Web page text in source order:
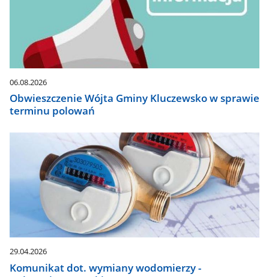
06.08.2026
Obwieszczenie Wójta Gminy Kluczewsko w sprawie
terminu polowań
29.04.2026
Komunikat dot. wymiany wodomierzy -